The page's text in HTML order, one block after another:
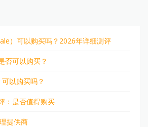
）可以购买吗？2026年详细测评
否可以购买？
以购买吗？
：是否值得购买
提供商